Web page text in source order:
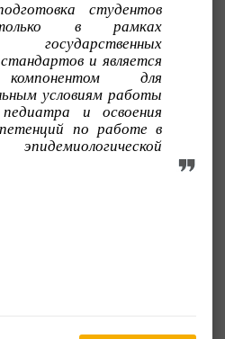
студентов
только в рамках
и является
для
условиям работы
педиатра и освоения
по работе в